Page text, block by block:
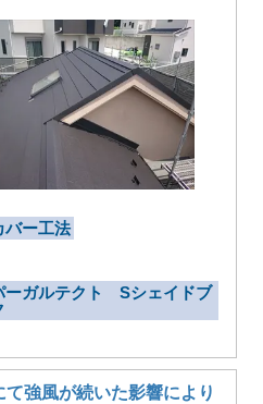
バー工法
ーガルテクト Sシェイドブ
強風が続いた影響により